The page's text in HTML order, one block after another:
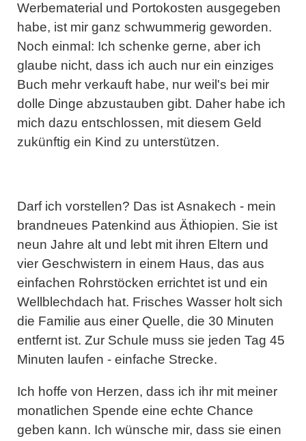
Werbematerial und Portokosten ausgegeben
habe, ist mir ganz schwummerig geworden.
Noch einmal: Ich schenke gerne, aber ich
glaube nicht, dass ich auch nur ein einziges
Buch mehr verkauft habe, nur weil's bei mir
dolle Dinge abzustauben gibt. Daher habe ich
mich dazu entschlossen, mit diesem Geld
zukünftig ein Kind zu unterstützen.
Darf ich vorstellen? Das ist Asnakech - mein
brandneues Patenkind aus Äthiopien. Sie ist
neun Jahre alt und lebt mit ihren Eltern und
vier Geschwistern in einem Haus, das aus
einfachen Rohrstöcken errichtet ist und ein
Wellblechdach hat. Frisches Wasser holt sich
die Familie aus einer Quelle, die 30 Minuten
entfernt ist. Zur Schule muss sie jeden Tag 45
Minuten laufen - einfache Strecke.
Ich hoffe von Herzen, dass ich ihr mit meiner
monatlichen Spende eine echte Chance
geben kann. Ich wünsche mir, dass sie einen